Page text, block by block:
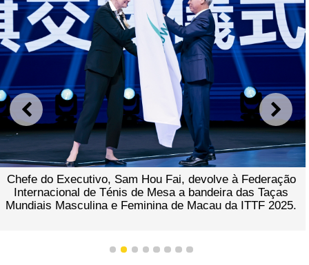
ANTERIOR
Chefe do Executivo, Sam Hou Fai, devolve à Federação
Internacional de Ténis de Mesa a bandeira das Taças
Mundiais Masculina e Feminina de Macau da ITTF 2025.
1 2 3 4 5 6 7 8